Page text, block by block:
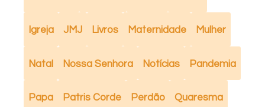
Igreja JMJ Livros Maternidade Mulher
Natal Nossa Senhora Notícias Pandemia
Papa Patris Corde Perdão Quaresma